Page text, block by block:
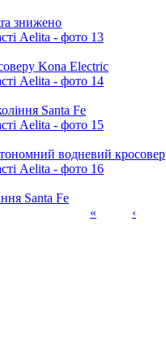
знижено
Kona Electric
Santa Fe
водневий кросовер
Santa Fe
« ‹